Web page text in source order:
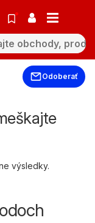
Odoberať
výsledky.